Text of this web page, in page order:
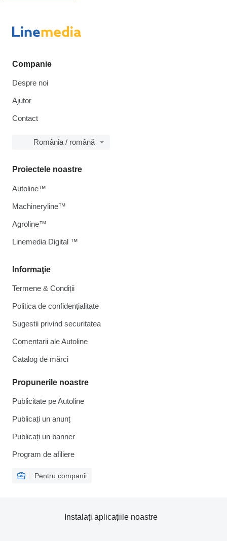
Companie
Despre noi
Ajutor
Contact
România / română
Informaţie
Termene & Condiții
Politica de confidențialitate
Sugestii privind securitatea
Comentarii ale Autoline
Catalog de mărcі
Propunerile noastre
Publicitate pe Autoline
Publicați un anunț
Publicați un banner
Program de afiliere
Pentru companii
Proiectele noastre
Autoline™
Machineryline™
Agroline™
Linemedia Digital ™
Instalați aplicațiile noastre